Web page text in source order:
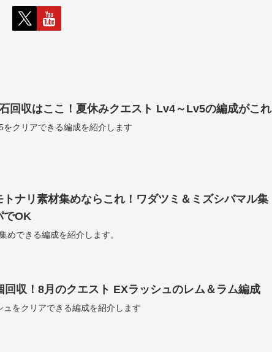
回収はここ！夏休みクエスト Lv4～Lv5の編成がこれ
クリアできる編成を紹介します
トナリ素材集めならこれ！ワダツミ＆ミズシバマル集
でOK
めできる編成を紹介します。
回収！8月のクエスト EXラッシュのレム＆ラム編成
ュをクリアできる編成を紹介します